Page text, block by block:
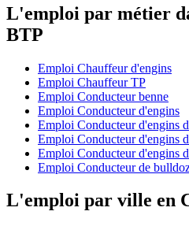
L'emploi par métier
BTP
Emploi Chauffeur d'engins
Emploi Chauffeur TP
Emploi Conducteur benne
Emploi Conducteur d'engins
Emploi Conducteur d'engins
Emploi Conducteur d'engins
Emploi Conducteur d'engins
Emploi Conducteur de
L'emploi par ville en